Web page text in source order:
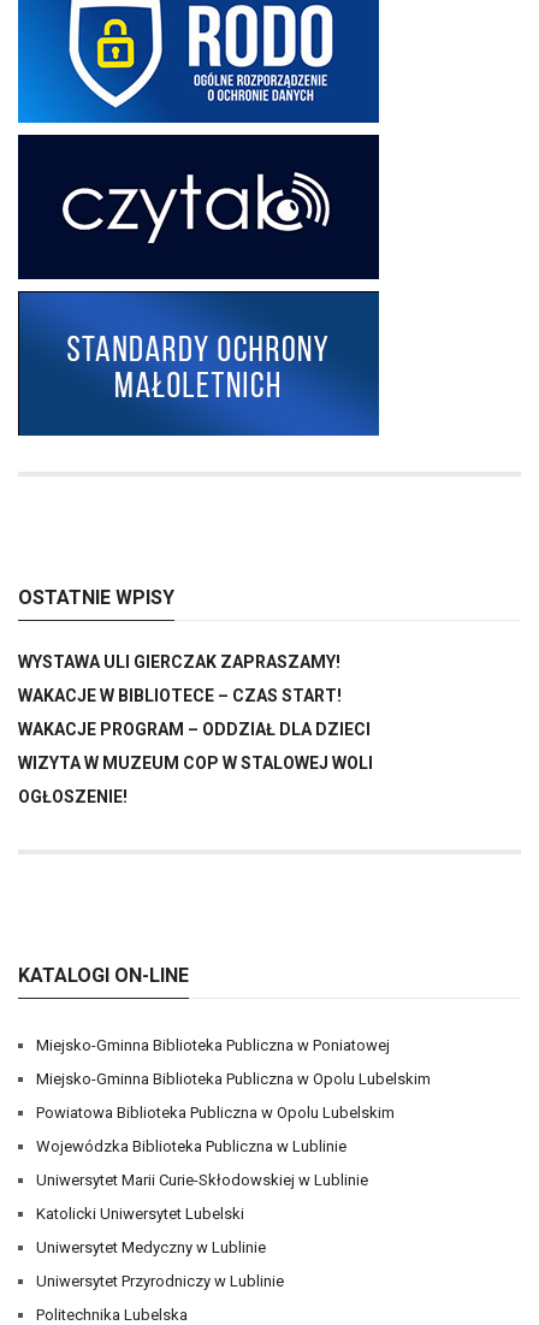
OSTATNIE WPISY
WYSTAWA ULI GIERCZAK ZAPRASZAMY!
WAKACJE W BIBLIOTECE – CZAS START!
WAKACJE PROGRAM – ODDZIAŁ DLA DZIECI
WIZYTA W MUZEUM COP W STALOWEJ WOLI
OGŁOSZENIE!
KATALOGI ON-LINE
Miejsko-Gminna Biblioteka Publiczna w Poniatowej
Miejsko-Gminna Biblioteka Publiczna w Opolu Lubelskim
Powiatowa Biblioteka Publiczna w Opolu Lubelskim
Wojewódzka Biblioteka Publiczna w Lublinie
Uniwersytet Marii Curie-Skłodowskiej w Lublinie
Katolicki Uniwersytet Lubelski
Uniwersytet Medyczny w Lublinie
Uniwersytet Przyrodniczy w Lublinie
Politechnika Lubelska